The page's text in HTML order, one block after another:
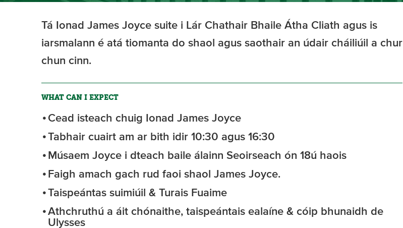
Tá Ionad James Joyce suite i Lár Chathair Bhaile Átha Cliath agus is
iarsmalann é atá tiomanta do shaol agus saothair an údair cháiliúil a chur
chun cinn.
WHAT CAN I EXPECT
Cead isteach chuig Ionad James Joyce
Tabhair cuairt am ar bith idir 10:30 agus 16:30
Músaem Joyce i dteach baile álainn Seoirseach ón 18ú haois
Faigh amach gach rud faoi shaol James Joyce.
Taispeántas suimiúil & Turais Fuaime
Athchruthú a áit chónaithe, taispeántais ealaíne & cóip bhunaidh de
Ulysses